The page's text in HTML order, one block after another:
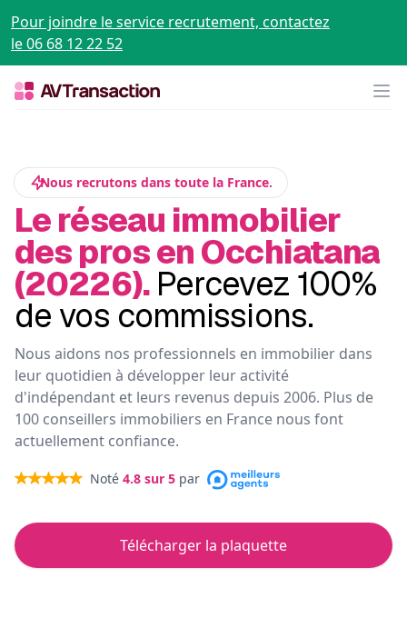
Pour joindre le service recrutement, contactez
le 06 68 12 22 52
Nous recrutons dans toute la France.
Le réseau immobilier
des pros en Occhiatana
(20226). Percevez 100%
de vos commissions.
Nous aidons nos professionnels en immobilier dans
leur quotidien à développer leur activité
d'indépendant et leurs revenus depuis 2006. Plus de
100 conseillers immobiliers en France nous font
actuellement confiance.
Noté 4.8 sur 5 par
Télécharger la plaquette